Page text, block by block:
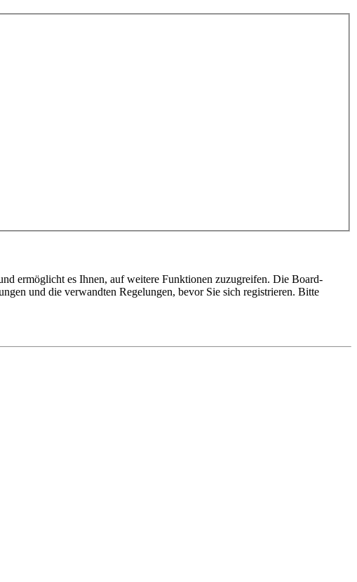
ermöglicht es Ihnen, auf weitere Funktionen zuzugreifen. Die Board-
und die verwandten Regelungen, bevor Sie sich registrieren. Bitte